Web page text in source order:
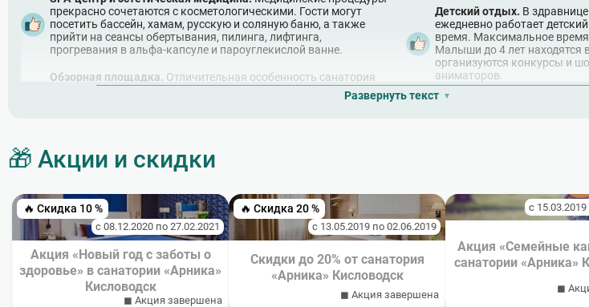
прекрасно сочетаются с косметологическими. Гости могут
посетить бассейн, хамам, русскую и соляную баню, а также
прийти на сеансы обертывания, пилинга, лифтинга,
прогревания в альфа-капсуле и пароуглекислой ванне.
Обзорная площадка. Отличительная особенность санатория
«Арника» — это наличие смотрового пространства на крыше 9-
этажного корпуса. Туда можно попасть из номеров и из кафе.
Детский отдых. В
ежедневно работает
время. Максимальное
Малыши до 4 лет находятся
организуются конкурсы и
аниматоров.
Развернуть текст
🎁 Акции и скидки
🔥 Скидка 10 %
с 08.12.2020 по 27.02.2021
Акция «Новый год с заботы о
здоровье» в санатории «Арника»
Кисловодск
◼ Акция завершена
🔥 Скидка 20 %
с 13.05.2019 по 02.06.2019
Скидки до 20% от санатория
«Арника» Кисловодск
◼ Акция завершена
с
Акция «Семейные
санатории «Арника»
◼